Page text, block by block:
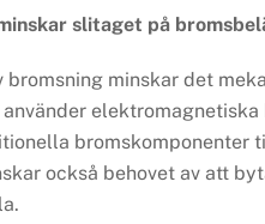
slitaget på
bromsning minskar det
också behovet av att